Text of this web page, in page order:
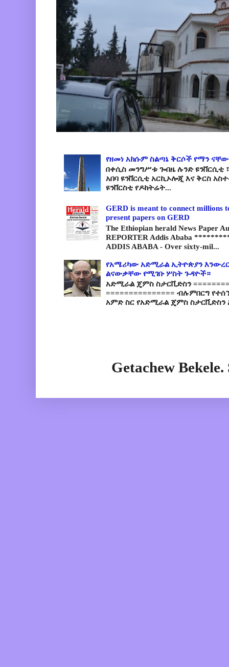
የዘመነ አክሱም ስልጣኔ ቅርሶች የማን
በቀሲስ መንግሥቱ ጐበዜ ሉንድ ዩንቨርሲቲ
አበባ ዩንቨርሲቲ አርኪኦሎጂ እና ቅርስ
ዩንቨርስቲ የዶክትሬት...
GERD is meant to connect millions
present papers on GERD
The Ethiopian herald News Paper
REPORTER Addis Ababa
ADDIS ABABA - Over sixty-mil...
የአሜሪካው አድሚራል ኢትዮጵያን
ልናውቃቸው የሚገቡ ሦስት ጉዳዮች።
አድሚራል ጄምስ ስታርቪድስን
=============== ብሉምበርግ
አምድ ስር የአድሚራል ጄምስ ስታርቪድስን
Getachew